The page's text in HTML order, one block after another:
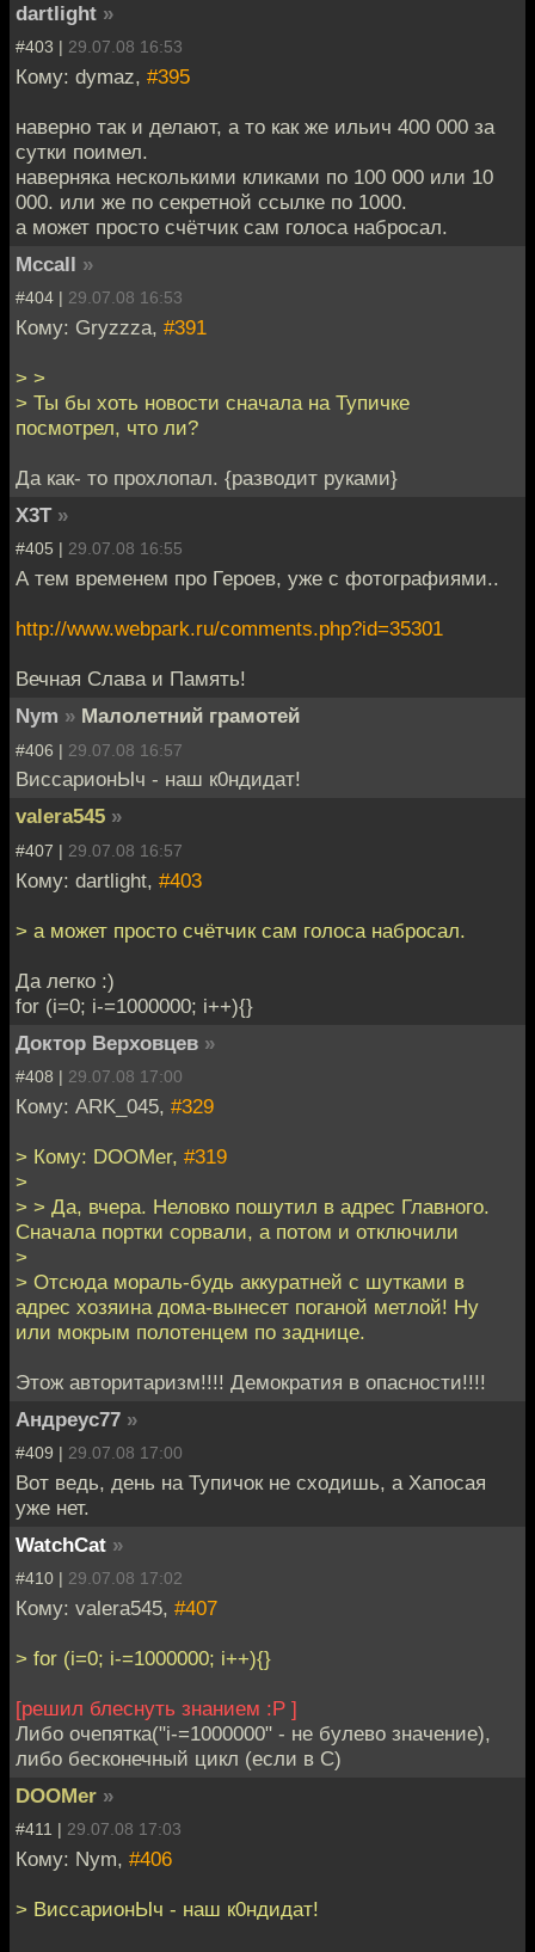
dartlight »
#403 | 29.07.08 16:53
Кому: dymaz, #395
наверно так и делают, а то как же ильич 400 000 за
сутки поимел.
наверняка несколькими кликами по 100 000 или 10
000. или же по секретной ссылке по 1000.
а может просто счётчик сам голоса набросал.
Mccall »
#404 | 29.07.08 16:53
Кому: Gryzzza, #391
> >
> Ты бы хоть новости сначала на Тупичке
посмотрел, что ли?
Да как- то прохлопал. {разводит руками}
X3T »
#405 | 29.07.08 16:55
А тем временем про Героев, уже с фотографиями..
http://www.webpark.ru/comments.php?id=35301
Вечная Слава и Память!
Nym » Малолетний грамотей
#406 | 29.07.08 16:57
ВиссарионЫч - наш к0ндидат!
valera545 »
#407 | 29.07.08 16:57
Кому: dartlight, #403
> а может просто счётчик сам голоса набросал.
Да легко :)
for (i=0; i-=1000000; i++){}
Доктор Верховцев »
#408 | 29.07.08 17:00
Кому: ARK_045, #329
> Кому: DOOMer, #319
>
> > Да, вчера. Неловко пошутил в адрес Главного.
Сначала портки сорвали, а потом и отключили
>
> Отсюда мораль-будь аккуратней с шутками в
адрес хозяина дома-вынесет поганой метлой! Ну
или мокрым полотенцем по заднице.
Этож авторитаризм!!!! Демократия в опасности!!!!
Андреус77 »
#409 | 29.07.08 17:00
Вот ведь, день на Тупичок не сходишь, а Хапосая
уже нет.
WatchCat »
#410 | 29.07.08 17:02
Кому: valera545, #407
> for (i=0; i-=1000000; i++){}
[решил блеснуть знанием :P ]
Либо очепятка("i-=1000000" - не булево значение),
либо бесконечный цикл (если в С)
DOOMer »
#411 | 29.07.08 17:03
Кому: Nym, #406
> ВиссарионЫч - наш к0ндидат!